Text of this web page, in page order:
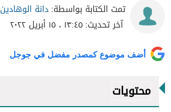
تمت الكتابة بواسطة:دانة الوهادين
آخر تحديث:١٣:٤٥ ، ١٥ أبريل ٢٠٢٢
أضف موضوع كمصدر مفضل في جوجل
محتويات